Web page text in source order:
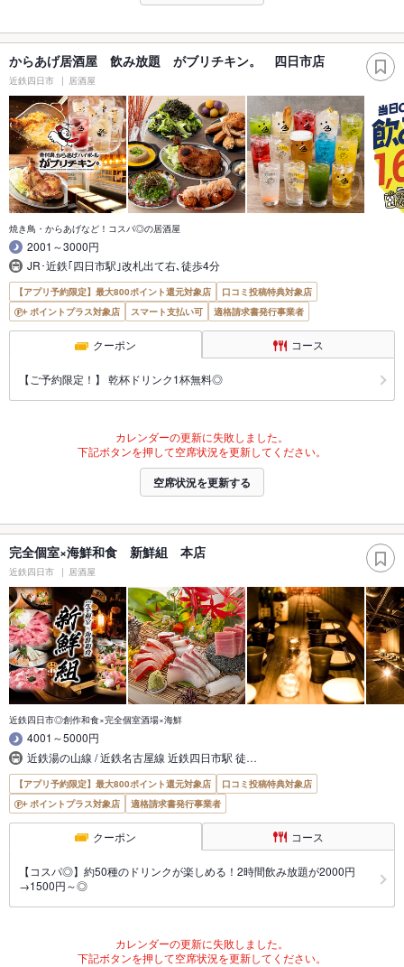
からあげ居酒屋 飲み放題 がブリチキン。 四日市店
近鉄四日市 居酒屋
焼き鳥・からあげなど！コスパ◎の居酒屋
2001～3000円
JR･近鉄｢四日市駅｣改札出て右､徒歩4分
【アプリ予約限定】最大800ポイント還元対象店
口コミ投稿特典対象店
ポイントプラス対象店
スマート支払い可 適格請求書発行事業者
クーポン コース
【ご予約限定！】 乾杯ドリンク1杯無料◎
カレンダーの更新に失敗しました。
下記ボタンを押して空席状況を更新してください。
空席状況を更新する
完全個室×海鮮和食 新鮮組 本店
近鉄四日市 居酒屋
近鉄四日市◎創作和食×完全個室酒場×海鮮
4001～5000円
近鉄湯の山線 / 近鉄名古屋線 近鉄四日市駅 徒…
【アプリ予約限定】最大800ポイント還元対象店
口コミ投稿特典対象店
ポイントプラス対象店
適格請求書発行事業者
クーポン コース
【コスパ◎】約50種のドリンクが楽しめる！2時間飲み放題が2000円
→1500円～◎
カレンダーの更新に失敗しました。
下記ボタンを押して空席状況を更新してください。